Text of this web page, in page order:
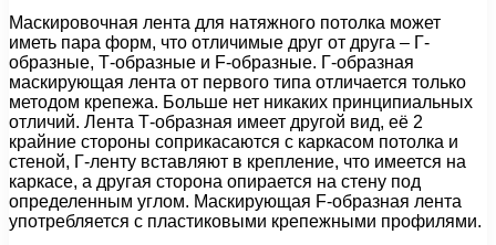
Маскировочная лента для натяжного потолка может
иметь пара форм, что отличимые друг от друга – Г-
образные, Т-образные и F-образные. Г-образная
маскирующая лента от первого типа отличается только
методом крепежа. Больше нет никаких принципиальных
отличий. Лента Т-образная имеет другой вид, её 2
крайние стороны соприкасаются с каркасом потолка и
стеной, Г-ленту вставляют в крепление, что имеется на
каркасе, а другая сторона опирается на стену под
определенным углом. Маскирующая F-образная лента
употребляется с пластиковыми крепежными профилями.